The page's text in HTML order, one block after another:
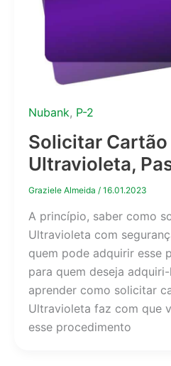
Nubank, P-2
Solicitar
Ultravioleta,
Graziele Almeida / 16.01.2023
A princípio, saber como
Ultravioleta com
quem pode adquirir esse
para quem deseja
aprender como solicitar
Ultravioleta faz com que
esse procedimento